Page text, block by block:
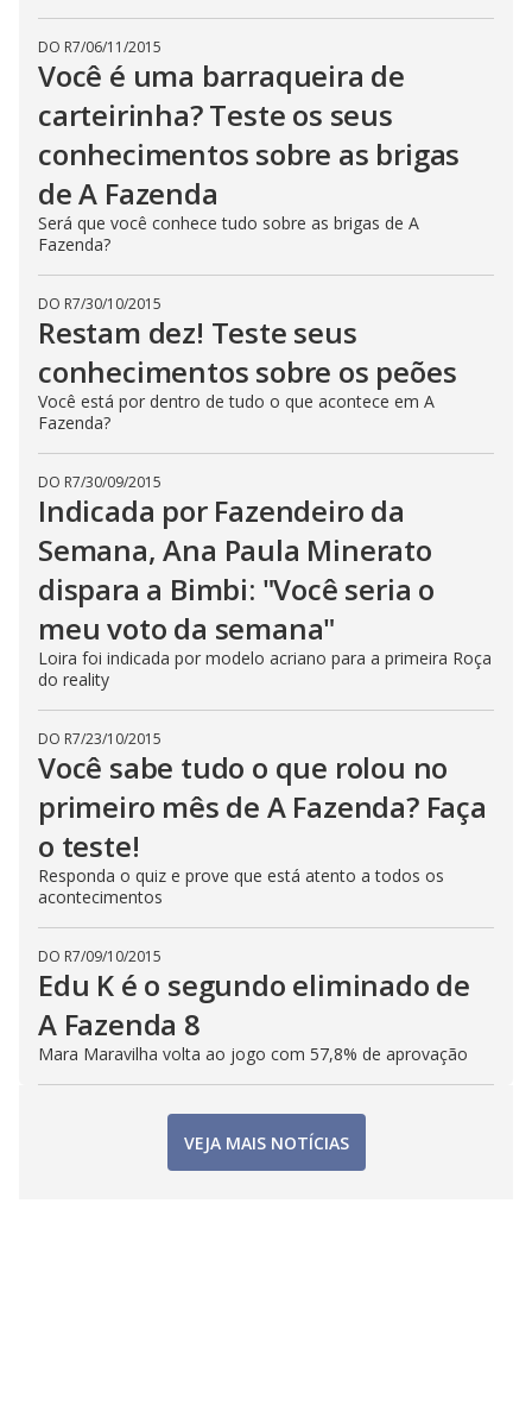
DO R7/06/11/2015
Você é uma barraqueira de
carteirinha? Teste os seus
conhecimentos sobre as brigas
de A Fazenda
Será que você conhece tudo sobre as brigas de A
Fazenda?
DO R7/30/10/2015
Restam dez! Teste seus
conhecimentos sobre os peões
Você está por dentro de tudo o que acontece em A
Fazenda?
DO R7/30/09/2015
Indicada por Fazendeiro da
Semana, Ana Paula Minerato
dispara a Bimbi: "Você seria o
meu voto da semana"
Loira foi indicada por modelo acriano para a primeira Roça
do reality
DO R7/23/10/2015
Você sabe tudo o que rolou no
primeiro mês de A Fazenda? Faça
o teste!
Responda o quiz e prove que está atento a todos os
acontecimentos
DO R7/09/10/2015
Edu K é o segundo eliminado de
A Fazenda 8
Mara Maravilha volta ao jogo com 57,8% de aprovação
VEJA MAIS NOTÍCIAS